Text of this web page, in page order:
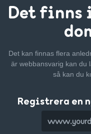
Det finns
Det kan finnas flera
är webbansvarig kan du
så kan du
Registrera en